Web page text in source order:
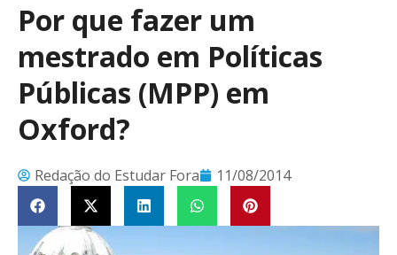
Por que fazer um
mestrado em Políticas
Públicas (MPP) em
Oxford?
Redação do Estudar Fora 11/08/2014